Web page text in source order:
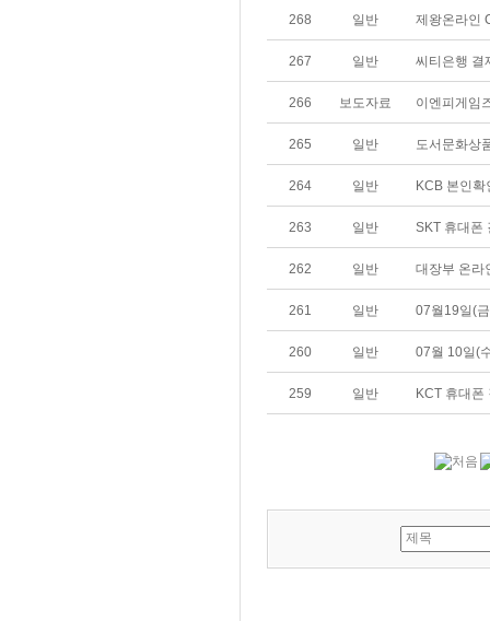
268 일반 제왕온라인
267 일반 씨티은행 결
266 보도자료 이엔피게임
265 일반 도서문화상
264 일반 KCB 본인
263 일반 SKT 휴대폰
262 일반 대장부 온라
261 일반 07월19일(
260 일반 07월 10일(
259 일반 KCT 휴대폰